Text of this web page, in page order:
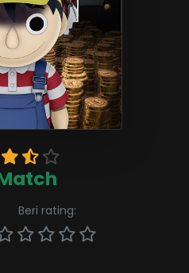
Beri rating: